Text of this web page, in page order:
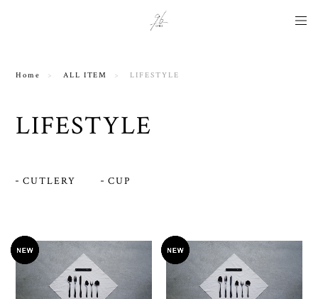
Home ALL ITEM LIFESTYLE
LIFESTYLE
CUTLERY CUP